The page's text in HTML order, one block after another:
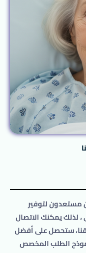
مستعدون لتوفير
لذلك يمكنك الاتصال
ستحصل على أفضل
الطلب المخصص